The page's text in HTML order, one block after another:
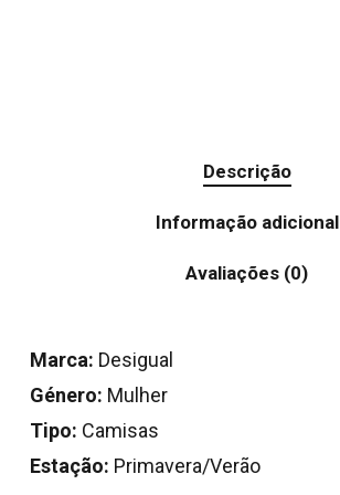
Descrição
Informação adicional
Avaliações (0)
Marca: Desigual
Género: Mulher
Tipo: Camisas
Estação: Primavera/Verão